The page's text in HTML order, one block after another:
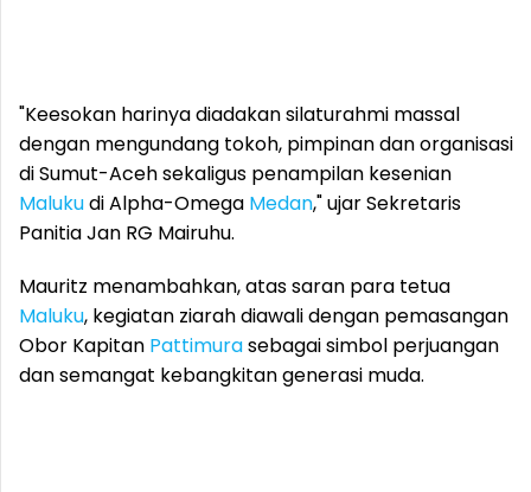
"Keesokan harinya diadakan silaturahmi massal
dengan mengundang tokoh, pimpinan dan organisasi
di Sumut-Aceh sekaligus penampilan kesenian
Malukudi Alpha-Omega Medan," ujar Sekretaris
Panitia Jan RG Mairuhu.
Mauritz menambahkan, atas saran para tetua
Maluku, kegiatan ziarah diawali dengan pemasangan
Obor Kapitan Pattimurasebagai simbol perjuangan
dan semangat kebangkitan generasi muda.